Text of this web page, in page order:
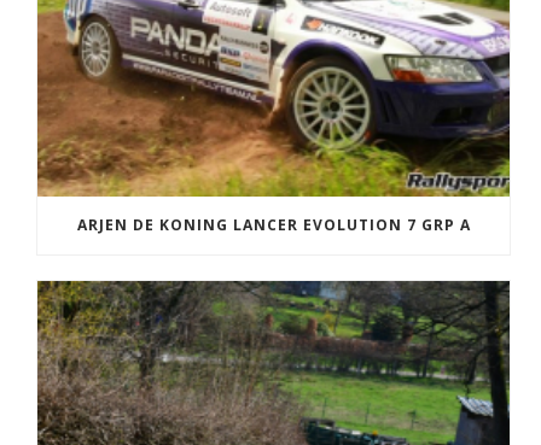
ARJEN DE KONING LANCER EVOLUTION 7 GRP A